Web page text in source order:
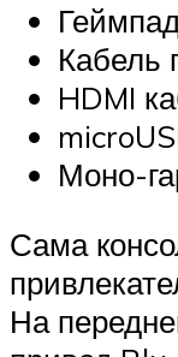
Кабель
HDMI
Моно-
Сама
На